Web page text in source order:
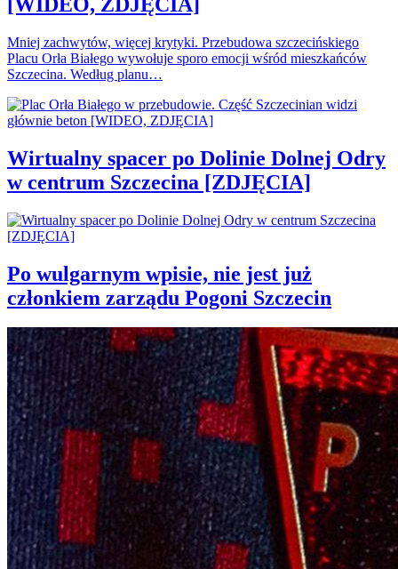
Mniej zachwytów, więcej krytyki. Przebudowa szczecińskiego
Placu Orła Białego wywołuje sporo emocji wśród mieszkańców
Szczecina. Według planu…
Wirtualny spacer po Dolinie Dolnej Odry
w centrum Szczecina [ZDJĘCIA]
Po wulgarnym wpisie, nie jest już
członkiem zarządu Pogoni Szczecin